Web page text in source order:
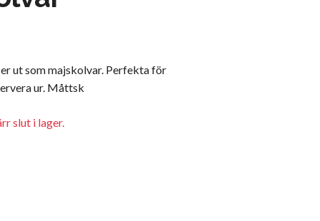
ut som majskolvar. Perfekta för
ur. Måttsk
slut i lager.